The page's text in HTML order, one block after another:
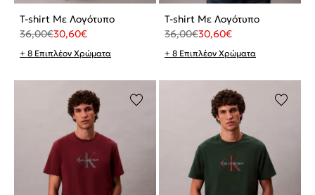
T-shirt Με Λογότυπο
36,00€30,60€
+ 8 Επιπλέον Χρώματα
T-shirt Με Λογότυπο
36,00€30,60€
+ 8 Επιπλέον Χρώματα